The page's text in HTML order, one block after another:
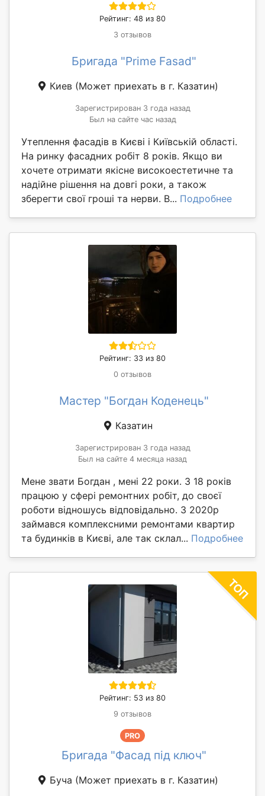
Рейтинг: 48 из 80
3 отзывов
Бригада "Prime Fasad"
Киев (Может приехать в г. Казатин)
Зарегистрирован 3 года назад
Был на сайте час назад
Утеплення фасадів в Києві і Київській області.
На ринку фасадних робіт 8 років. Якщо ви
хочете отримати якісне високоестетичне та
надійне рішення на довгі роки, а також
зберегти свої гроші та нерви. В... Подробнее
Рейтинг: 33 из 80
0 отзывов
Мастер "Богдан Коденець"
Казатин
Зарегистрирован 3 года назад
Был на сайте 4 месяца назад
Мене звати Богдан , мені 22 роки. З 18 років
працюю у сфері ремонтних робіт, до своєї
роботи відношусь відповідально. З 2020р
займався комплексними ремонтами квартир
та будинків в Києві, але так склал... Подробнее
Рейтинг: 53 из 80
9 отзывов
PRO
Бригада "Фасад під ключ"
Буча (Может приехать в г. Казатин)